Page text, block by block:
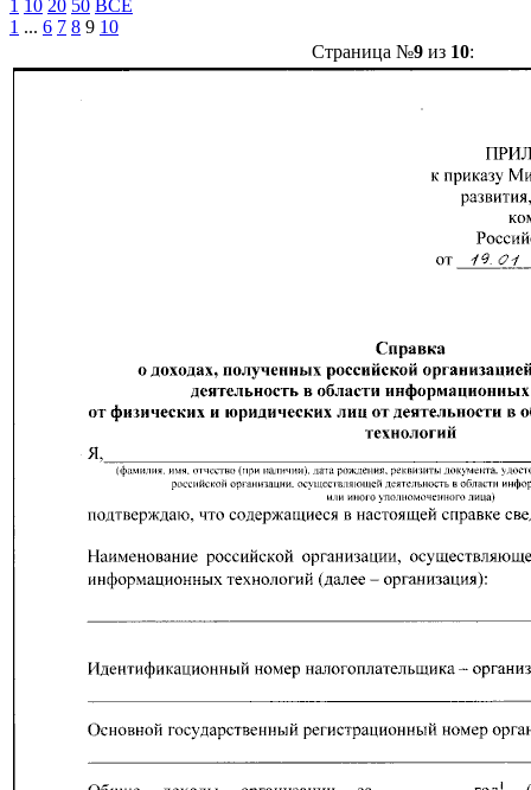
1 10 20 50 ВСЕ
1 ... 6 7 8 9 10
Страница №9из 10: